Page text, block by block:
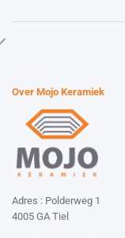
Over Mojo Keramiek
Adres : Polderweg 1
4005 GA Tiel